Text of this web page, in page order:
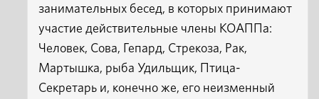
занимательных бесед, в которых принимают
участие действительные члены КОАППа:
Человек, Сова, Гепард, Стрекоза, Рак,
Мартышка, рыба Удильщик, Птица-
Секретарь и, конечно же, его неизменный